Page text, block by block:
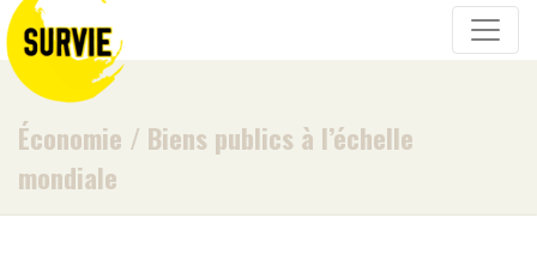
Économie / Biens publics à l’échelle
mondiale